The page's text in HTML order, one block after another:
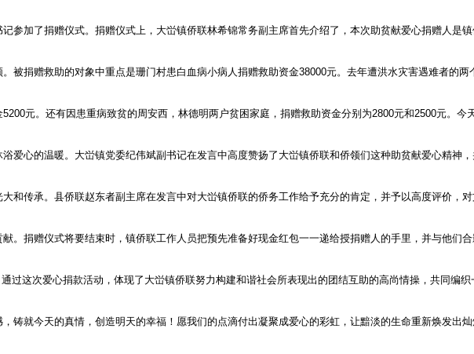
记参加了捐赠仪式。捐赠仪式上，大峃镇侨联林希锦常务副主席首先介绍了，本次助贫献爱心捐赠人是
。被捐赠救助的对象中重点是珊门村患白血病小病人捐赠救助资金38000元。去年遭洪水灾害遇难者的两
5200元。还有因患重病致贫的周安西，林德明两户贫困家庭，捐赠救助资金分别为2800元和2500元。今
浴爱心的温暖。大峃镇党委纪伟斌副书记在发言中高度赞扬了大峃镇侨联和侨领们这种助贫献爱心精神
大和传承。县侨联赵东者副主席在发言中对大峃镇侨联的侨务工作给予充分的肯定，并予以高度评价，
献。捐赠仪式将要结束时，镇侨联工作人员把预先准备好现金红包一一递给授捐赠人的手里，并与他们合
通过这次爱心捐款活动，体现了大峃镇侨联努力构建和谐社会所表现出的团结互助的高尚情操，共同编
，铸就今天的真情，创造明天的幸福！愿我们的点滴付出凝聚成爱心的彩虹，让黯淡的生命重新焕发出